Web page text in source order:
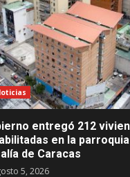
entregó 212
en la
de Caracas
5, 2026